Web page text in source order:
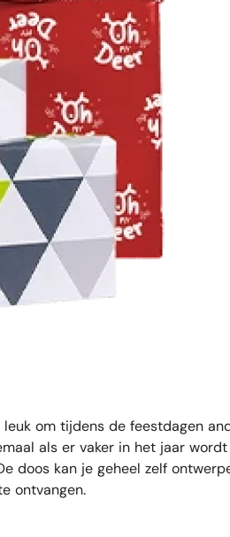
om tijdens de feestdagen
als er vaker in het jaar
doos kan je geheel zelf
ontvangen.